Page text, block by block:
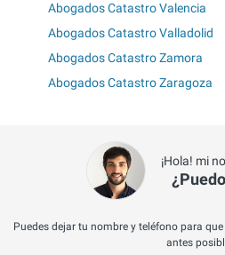
Abogados Catastro Valencia
Abogados Catastro Valladolid
Abogados Catastro Zamora
Abogados Catastro Zaragoza
¡Hola! mi
Puedes dejar tu nombre y teléfono para
antes